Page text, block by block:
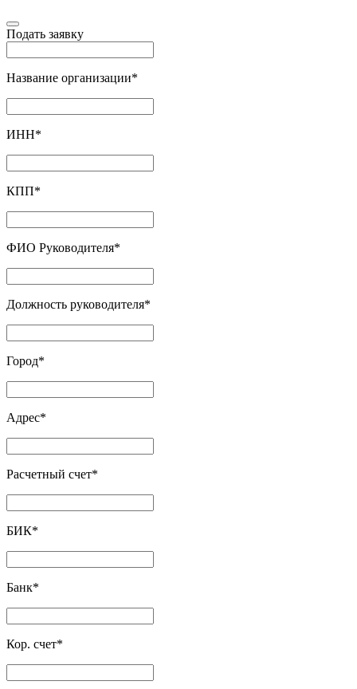
Подать заявку
Название организации*
ИНН*
КПП*
ФИО Руководителя*
Должность руководителя*
Город*
Адрес*
Расчетный счет*
БИК*
Банк*
Кор. счет*